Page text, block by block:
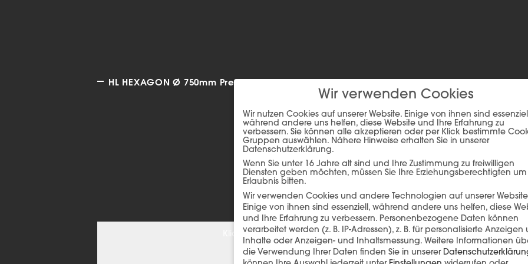
HL HEXAGON Ø 750mm Premium auch in diesen Farben erhältlich
Klicken Sie auf den unteren Button, um den Inhalt von player.flipsnack.com
Inhalt laden
Wir verwenden Cookies
Wir nutzen Cookies auf unserer Website. Einige von ihnen sind
während andere uns helfen, diese Website und Ihre Erfahrung zu
verbessern. Sie können alle akzeptieren oder per Klick bestimmte
Gruppen auswählen. Nähere Hinweise erhalten Sie in unserer
Datenschutzerklärung.
Wenn Sie unter 16 Jahre alt sind und Ihre Zustimmung zu freiwilligen
Diensten geben möchten, müssen Sie Ihre Erziehungsberechtigten um
Erlaubnis bitten.
Wir verwenden Cookies und andere Technologien auf unserer
Einige von ihnen sind essenziell, während andere uns helfen, diese
und Ihre Erfahrung zu verbessern. Personenbezogene Daten können
verarbeitet werden (z. B. IP-Adressen), z. B. für personalisierte Anzeigen
Inhalte oder Anzeigen- und Inhaltsmessung. Weitere Informationen
die Verwendung Ihrer Daten finden Sie in unserer